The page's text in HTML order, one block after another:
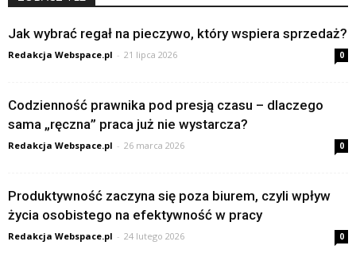
Jak wybrać regał na pieczywo, który wspiera sprzedaż?
Redakcja Webspace.pl - 21 lipca 2026 0
Codzienność prawnika pod presją czasu – dlaczego
sama „ręczna” praca już nie wystarcza?
Redakcja Webspace.pl - 26 marca 2026 0
Produktywność zaczyna się poza biurem, czyli wpływ
życia osobistego na efektywność w pracy
Redakcja Webspace.pl - 24 lutego 2026 0